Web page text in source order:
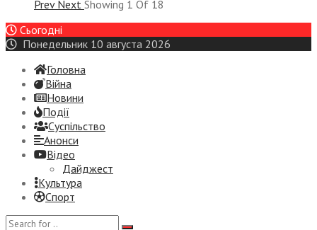
Prev Next Showing 1 Of 18
Сьогодні
Понедельник 10 августа 2026
Головна
Війна
Новини
Події
Суспiльство
Анонси
Відео
Дайджест
Культура
Спорт